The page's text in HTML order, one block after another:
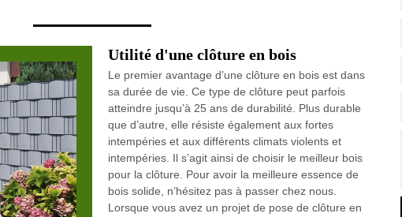
Utilité d'une clôture en bois
Le premier avantage d’une clôture en bois est dans
sa durée de vie. Ce type de clôture peut parfois
atteindre jusqu’à 25 ans de durabilité. Plus durable
que d’autre, elle résiste également aux fortes
intempéries et aux différents climats violents et
intempéries. Il s’agit ainsi de choisir le meilleur bois
pour la clôture. Pour avoir la meilleure essence de
bois solide, n’hésitez pas à passer chez nous.
Lorsque vous avez un projet de pose de clôture en